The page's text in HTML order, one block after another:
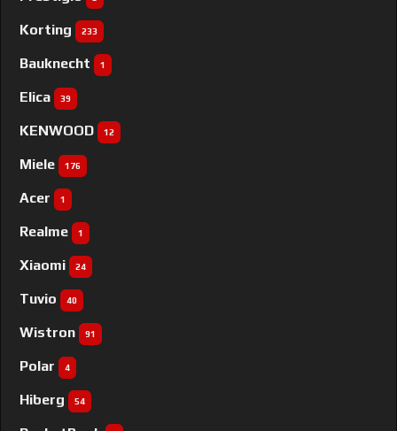
Korting 233
Bauknecht 1
Elica 39
KENWOOD 12
Miele 176
Acer 1
Realme 1
Xiaomi 24
Tuvio 40
Wistron 91
Polar 4
Hiberg 54